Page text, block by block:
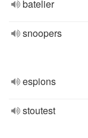
batelier
snoopers
espions
stoutest